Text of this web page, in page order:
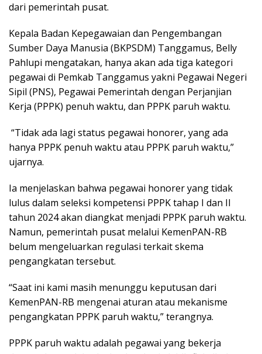
dari pemerintah pusat.
Kepala Badan Kepegawaian dan Pengembangan
Sumber Daya Manusia (BKPSDM) Tanggamus, Belly
Pahlupi mengatakan, hanya akan ada tiga kategori
pegawai di Pemkab Tanggamus yakni Pegawai Negeri
Sipil (PNS), Pegawai Pemerintah dengan Perjanjian
Kerja (PPPK) penuh waktu, dan PPPK paruh waktu.
“Tidak ada lagi status pegawai honorer, yang ada
hanya PPPK penuh waktu atau PPPK paruh waktu,”
ujarnya.
Ia menjelaskan bahwa pegawai honorer yang tidak
lulus dalam seleksi kompetensi PPPK tahap I dan II
tahun 2024 akan diangkat menjadi PPPK paruh waktu.
Namun, pemerintah pusat melalui KemenPAN-RB
belum mengeluarkan regulasi terkait skema
pengangkatan tersebut.
“Saat ini kami masih menunggu keputusan dari
KemenPAN-RB mengenai aturan atau mekanisme
pengangkatan PPPK paruh waktu,” terangnya.
PPPK paruh waktu adalah pegawai yang bekerja